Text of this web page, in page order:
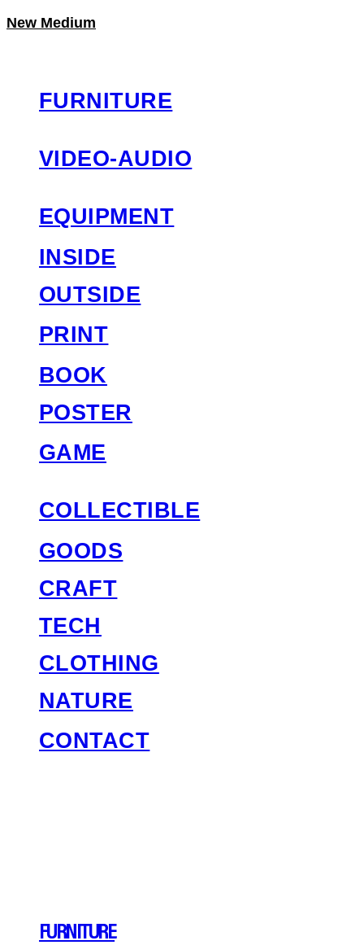
New Medium
FURNITURE
VIDEO-AUDIO
EQUIPMENT
INSIDE
OUTSIDE
PRINT
BOOK
POSTER
GAME
COLLECTIBLE
GOODS
CRAFT
TECH
CLOTHING
NATURE
CONTACT
FURNITURE